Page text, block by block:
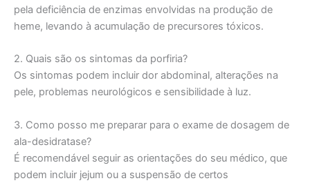
pela deficiência de enzimas envolvidas na produção de
heme, levando à acumulação de precursores tóxicos.
2. Quais são os sintomas da porfiria?
Os sintomas podem incluir dor abdominal, alterações na
pele, problemas neurológicos e sensibilidade à luz.
3. Como posso me preparar para o exame de dosagem de
ala-desidratase?
É recomendável seguir as orientações do seu médico, que
podem incluir jejum ou a suspensão de certos